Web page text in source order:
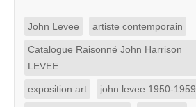
John Levee artiste contemporain
Catalogue Raisonné John Harrison
LEVEE
exposition art john levee 1950-1959